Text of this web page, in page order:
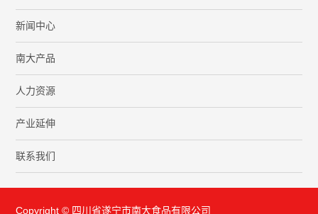
新闻中心
南大产品
人力资源
产业延伸
联系我们
Copyright © 四川省遂宁市南大食品有限公司